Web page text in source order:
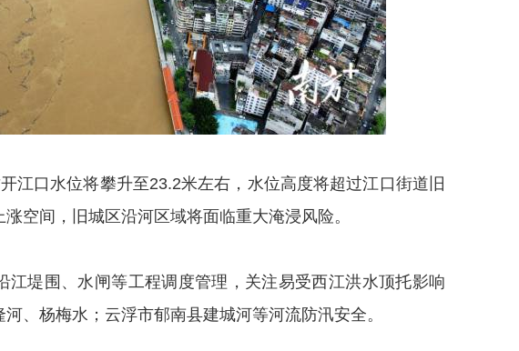
江口水位将攀升至23.2米左右，水位高度将超过江口街道旧
空间，旧城区沿河区域将面临重大淹浸风险。
江堤围、水闸等工程调度管理，关注易受西江洪水顶托影响
、杨梅水；云浮市郁南县建城河等河流防汛安全。